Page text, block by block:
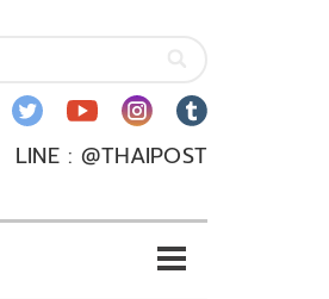
LINE : @THAIPOST